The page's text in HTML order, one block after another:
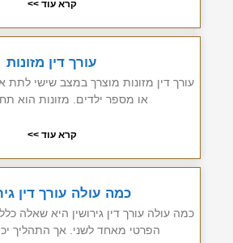
קרא עוד >>
עורך דין מזונות
עורך דין מזונות מוצרך במצב שישי לתת
או מספר ילדים. מזונות הוא
קרא עוד >>
כמה עולה עורך דין
כמה עולה עורך דין גירושין היא שאלה
הפרטי מאחד לשני. אך התהליך